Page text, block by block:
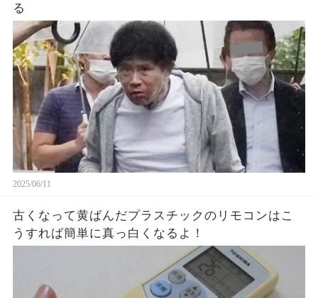
る
2025/06/11
古くなって黄ばんだプラスチックのリモコンはこ
うすれば簡単に真っ白くなるよ！